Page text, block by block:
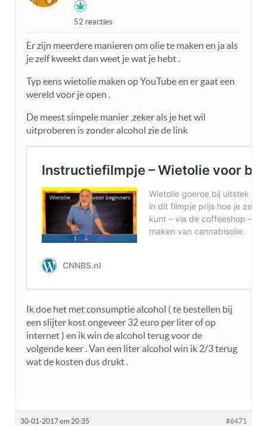
52 reacties
Er zijn meerdere manieren om olie te maken en ja als
je zelf kweekt dan weet je wat je hebt .
Typ eens wietolie maken op YouTube en er gaat een
wereld voor je open .
De meest simpele manier ,zeker als je het wil
uitproberen is zonder alcohol zie de link
Ik doe het met consumptie alcohol ( te bestellen bij
een slijter kost ongeveer 32 euro per liter of op
internet ) en ik win de alcohol terug voor de
volgende keer . Van een liter alcohol win ik 2/3 terug
wat de kosten dus drukt .
30-01-2017 om 20:35 #6471